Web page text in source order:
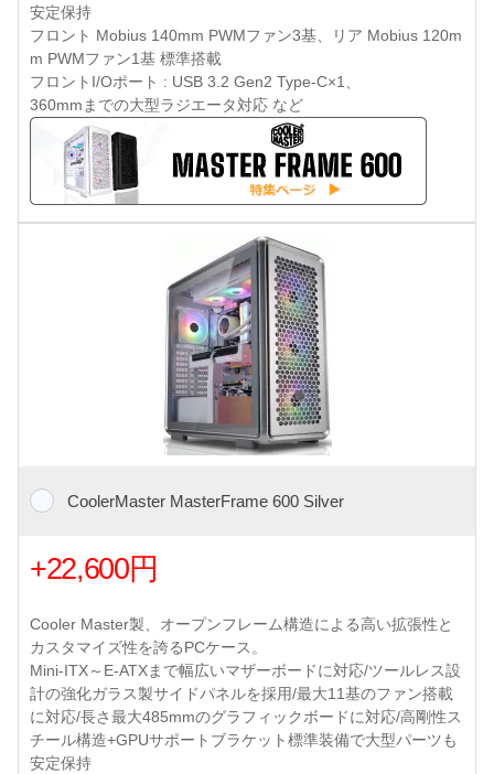
安定保持
フロント Mobius 140mm PWMファン3基、リア Mobius 120m
m PWMファン1基 標準搭載
フロントI/Oポート : USB 3.2 Gen2 Type-C×1、
360mmまでの大型ラジエータ対応 など
CoolerMaster MasterFrame 600 Silver
+22,600円
Cooler Master製、オープンフレーム構造による高い拡張性と
カスタマイズ性を誇るPCケース。
Mini-ITX～E-ATXまで幅広いマザーボードに対応/ツールレス設
計の強化ガラス製サイドパネルを採用/最大11基のファン搭載
に対応/長さ最大485mmのグラフィックボードに対応/高剛性ス
チール構造+GPUサポートブラケット標準装備で大型パーツも
安定保持